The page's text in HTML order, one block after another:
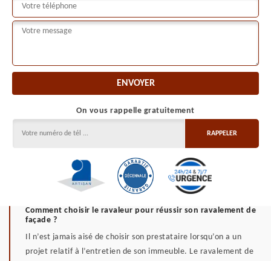
On vous rappelle gratuitement
Comment choisir le ravaleur pour réussir son ravalement de
façade ?
Il n’est jamais aisé de choisir son prestataire lorsqu’on a un
projet relatif à l’entretien de son immeuble. Le ravalement de